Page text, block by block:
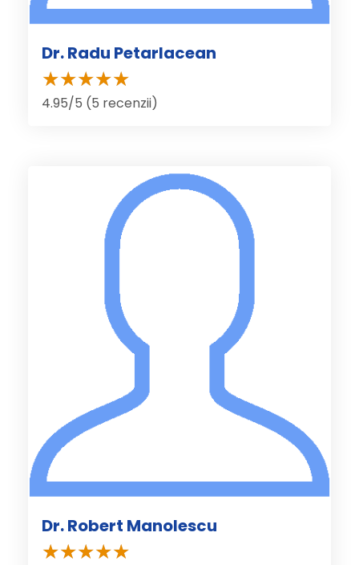
Dr. Radu Petarlacean
4.95/5 (5 recenzii)
Dr. Robert Manolescu